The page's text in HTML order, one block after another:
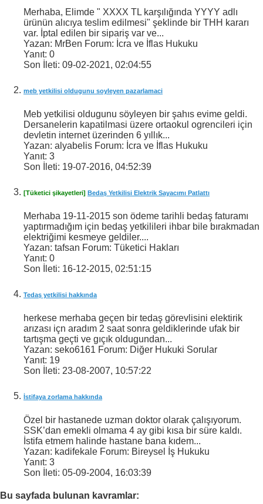
Merhaba, Elimde " XXXX TL karşılığında YYYY adlı
ürünün alıcıya teslim edilmesi" şeklinde bir THH kararı
var. İptal edilen bir sipariş var ve...
Yazan: MrBen Forum: İcra ve İflas Hukuku
Yanıt: 0
Son İleti: 09-02-2021, 02:04:55
meb yetkilisi oldugunu soyleyen pazarlamaci
Meb yetkilisi oldugunu söyleyen bir şahıs evime geldi.
Dersanelerin kapatilmasi üzere ortaokul ogrencileri için
devletin internet üzerinden 6 yıllık...
Yazan: alyabelis Forum: İcra ve İflas Hukuku
Yanıt: 3
Son İleti: 19-07-2016, 04:52:39
[Tüketici şikayetleri] Bedaş Yetkilisi Elektrik Sayacımı Patlattı
Merhaba 19-11-2015 son ödeme tarihli bedaş faturamı
yaptırmadığım için bedaş yetkilileri ihbar bile bırakmadan
elektriğimi kesmeye geldiler....
Yazan: tafsan Forum: Tüketici Hakları
Yanıt: 0
Son İleti: 16-12-2015, 02:51:15
Tedaş yetkilisi hakkında
herkese merhaba geçen bir tedaş görevlisini elektirik
arızası içn aradım 2 saat sonra geldiklerinde ufak bir
tartışma geçti ve gıçık oldugundan...
Yazan: seko6161 Forum: Diğer Hukuki Sorular
Yanıt: 19
Son İleti: 23-08-2007, 10:57:22
İstifaya zorlama hakkında
Özel bir hastanede uzman doktor olarak çalışıyorum.
SSK’dan emekli olmama 4 ay gibi kısa bir süre kaldı.
İstifa etmem halinde hastane bana kıdem...
Yazan: kadifekale Forum: Bireysel İş Hukuku
Yanıt: 3
Son İleti: 05-09-2004, 16:03:39
Bu sayfada bulunan kavramlar: